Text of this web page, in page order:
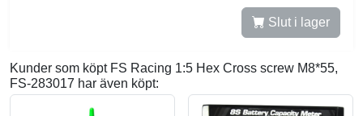
Slut i lager
Kunder som köpt FS Racing 1:5 Hex Cross screw M8*55,
FS-283017 har även köpt: